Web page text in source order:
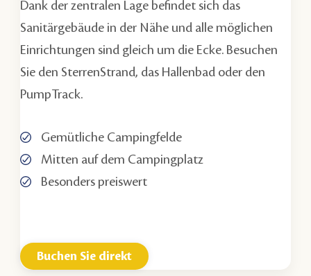
Dank der zentralen Lage befindet sich das
Sanitärgebäude in der Nähe und alle möglichen
Einrichtungen sind gleich um die Ecke. Besuchen
Sie den SterrenStrand, das Hallenbad oder den
PumpTrack.
Gemütliche Campingfelde
Mitten auf dem Campingplatz
Besonders preiswert
Buchen Sie direkt